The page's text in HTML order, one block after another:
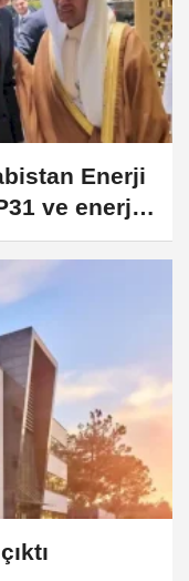
Enerji
ve enerji